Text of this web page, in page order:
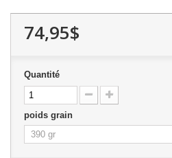
74,95$
Quantité
poids grain